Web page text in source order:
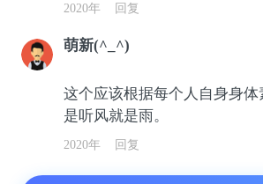
2020年 回复
萌新(^_^)
这个应该根据每个人自身身
是听风就是雨。
2020年 回复